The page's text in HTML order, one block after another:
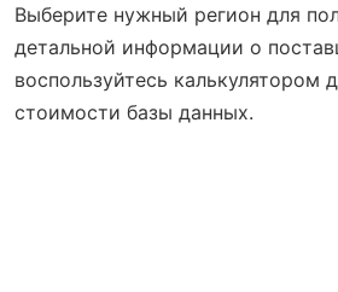
Выберите нужный регион для
детальной информации о
воспользуйтесь калькулятором
стоимости базы данных.